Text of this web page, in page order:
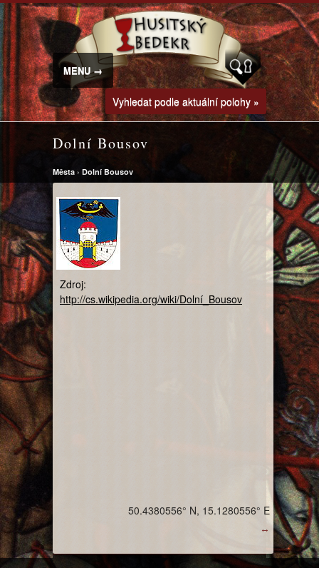
MENU →
Vyhledat podle aktuální polohy »
Dolní Bousov
Města › Dolní Bousov
Zdroj:
http://cs.wikipedia.org/wiki/Dolní_Bousov
↔
50.4380556° N, 15.1280556° E